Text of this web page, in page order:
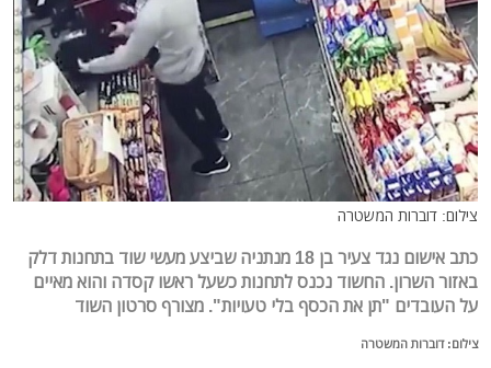
צילום: דוברות המשטרה
כתב אישום נגד צעיר בן 18 מנתניה שביצע מעשי שוד בתחנות דלק
באזור השרון. החשוד נכנס לתחנות כשעל ראשו קסדה והוא מאיים
על העובדים "תן את הכסף בלי טעויות". מצורף סרטון השוד
צילום: דוברות המשטרה